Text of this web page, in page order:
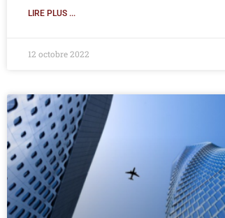
LIRE PLUS ...
12 octobre 2022